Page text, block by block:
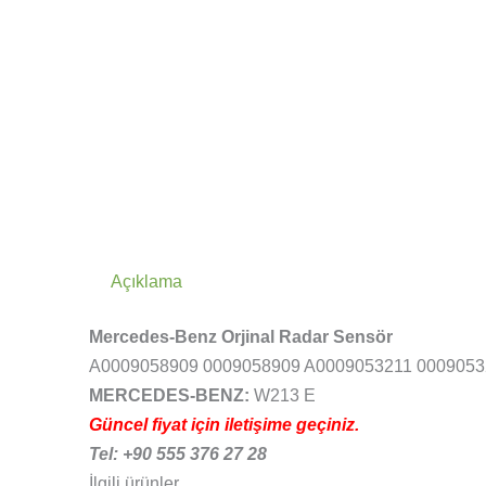
Açıklama
Mercedes-Benz Orjinal Radar Sensör
A0009058909 0009058909 A0009053211
MERCEDES-BENZ: W213 E
Güncel fiyat için iletişime geçiniz.
Tel: +90 555 376 27 28